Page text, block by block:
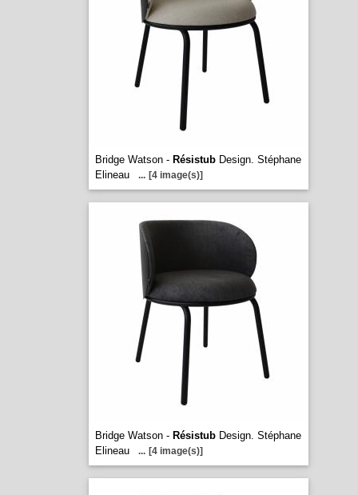
Bridge Watson - RésistubDesign. Stéphane
Elineau
... [4 image(s)]
Bridge Watson - RésistubDesign. Stéphane
Elineau
... [4 image(s)]